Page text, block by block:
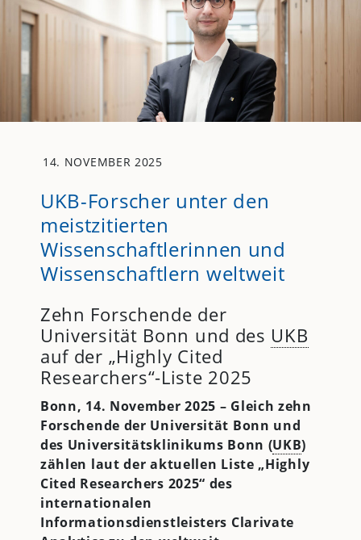
14. NOVEMBER 2025
UKB-Forscher unter den
meistzitierten
Wissenschaftlerinnen und
Wissenschaftlern weltweit
Zehn Forschende der
Universität Bonn und des UKB
auf der „Highly Cited
Researchers“-Liste 2025
Bonn, 14. November 2025 – Gleich zehn
Forschende der Universität Bonn und
des Universitätsklinikums Bonn (UKB)
zählen laut der aktuellen Liste „Highly
Cited Researchers 2025“ des
internationalen
Informationsdienstleisters Clarivate